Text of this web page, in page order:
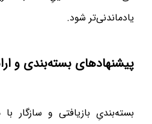
یادماندنی‌تر شود.
پیشنهادهای بسته‌بندی و
بسته‌بندیِ بازیافتی و سازگار